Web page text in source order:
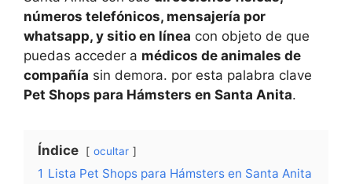
números telefónicos, mensajería por
whatsapp, y sitio en línea con objeto de que
puedas acceder a médicos de animales de
compañía sin demora. por esta palabra clave
Pet Shops para Hámsters en Santa Anita.
Índice ocultar
1 Lista Pet Shops para Hámsters en Santa Anita